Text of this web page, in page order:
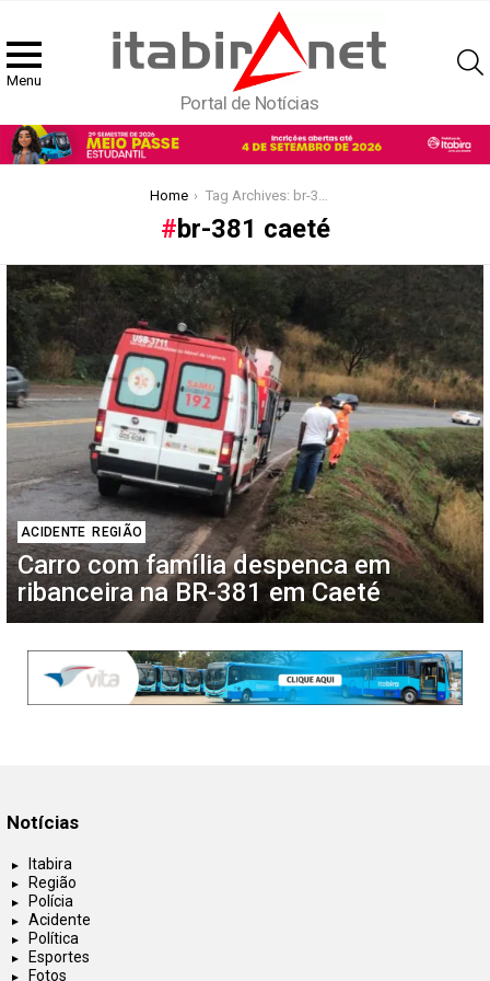
Menu
Portal de Notícias
Home Tag Archives: br-381 caeté
br-381 caeté
Latest
stories
ACIDENTE REGIÃO
Carro com família despenca em
ribanceira na BR-381 em Caeté
Notícias
Itabira
Região
Polícia
Acidente
Política
Esportes
Fotos